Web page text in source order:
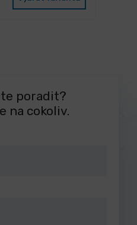
poradit?
na cokoliv.